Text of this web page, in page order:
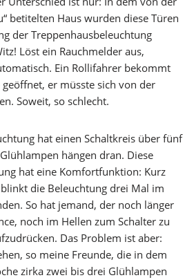
betitelten Haus wurden diese Türen
der Treppenhausbeleuchtung
Löst ein Rauchmelder aus,
Ein Rollifahrer bekommt
er müsste sich von der
Soweit, so schlecht.
hat einen Schaltkreis über fünf
hängen dran. Diese
hat eine Komfortfunktion: Kurz
die Beleuchtung drei Mal im
So hat jemand, der noch länger
noch im Hellen zum Schalter zu
Das Problem ist aber:
so meine Freunde, die in dem
zirka zwei bis drei Glühlampen